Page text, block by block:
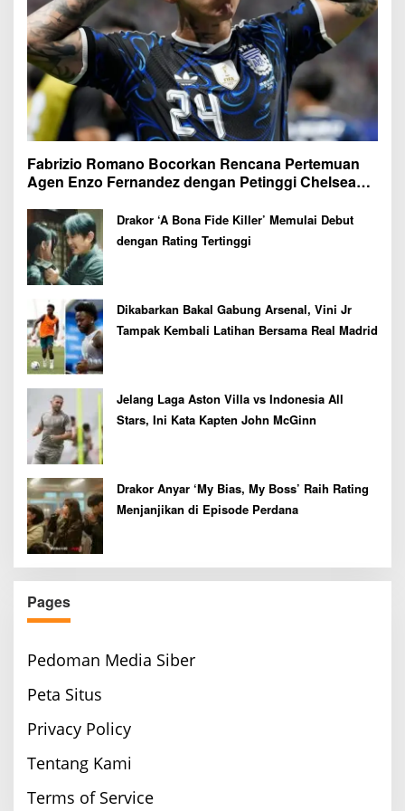
Fabrizio Romano Bocorkan Rencana Pertemuan
Agen Enzo Fernandez dengan Petinggi Chelsea
Drakor ‘A Bona Fide Killer’ Memulai Debut
dengan Rating Tertinggi
Dikabarkan Bakal Gabung Arsenal, Vini Jr
Tampak Kembali Latihan Bersama Real Madrid
Jelang Laga Aston Villa vs Indonesia All
Stars, Ini Kata Kapten John McGinn
Drakor Anyar ‘My Bias, My Boss’ Raih Rating
Menjanjikan di Episode Perdana
Pages
Pedoman Media Siber
Peta Situs
Privacy Policy
Tentang Kami
Terms of Service